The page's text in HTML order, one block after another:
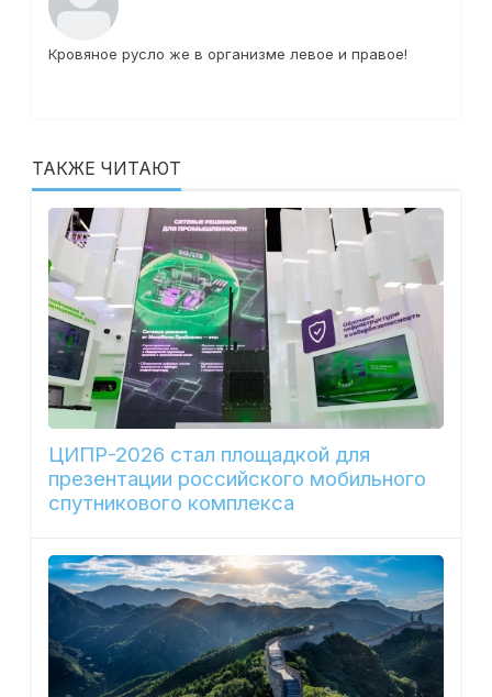
Кровяное русло же в организме левое и правое!
ТАКЖЕ ЧИТАЮТ
ЦИПР-2026 стал площадкой для
презентации российского мобильного
спутникового комплекса